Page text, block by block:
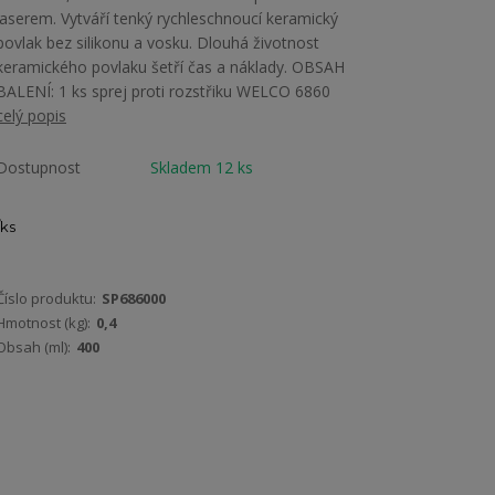
Vytváří tenký rychleschnoucí keramický
bez silikonu a vosku. Dlouhá životnost
povlaku šetří čas a náklady. OBSAH
1 ks sprej proti rozstřiku WELCO 6860
popis
Skladem 12 ks
ks
produktu: SP686000
(kg): 0,4
(ml): 400